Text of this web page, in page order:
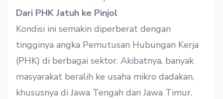
Dari PHK Jatuh ke Pinjol
Kondisi ini semakin diperberat dengan
tingginya angka Pemutusan Hubungan Kerja
(PHK) di berbagai sektor. Akibatnya, banyak
masyarakat beralih ke usaha mikro dadakan,
khususnya di Jawa Tengah dan Jawa Timur.